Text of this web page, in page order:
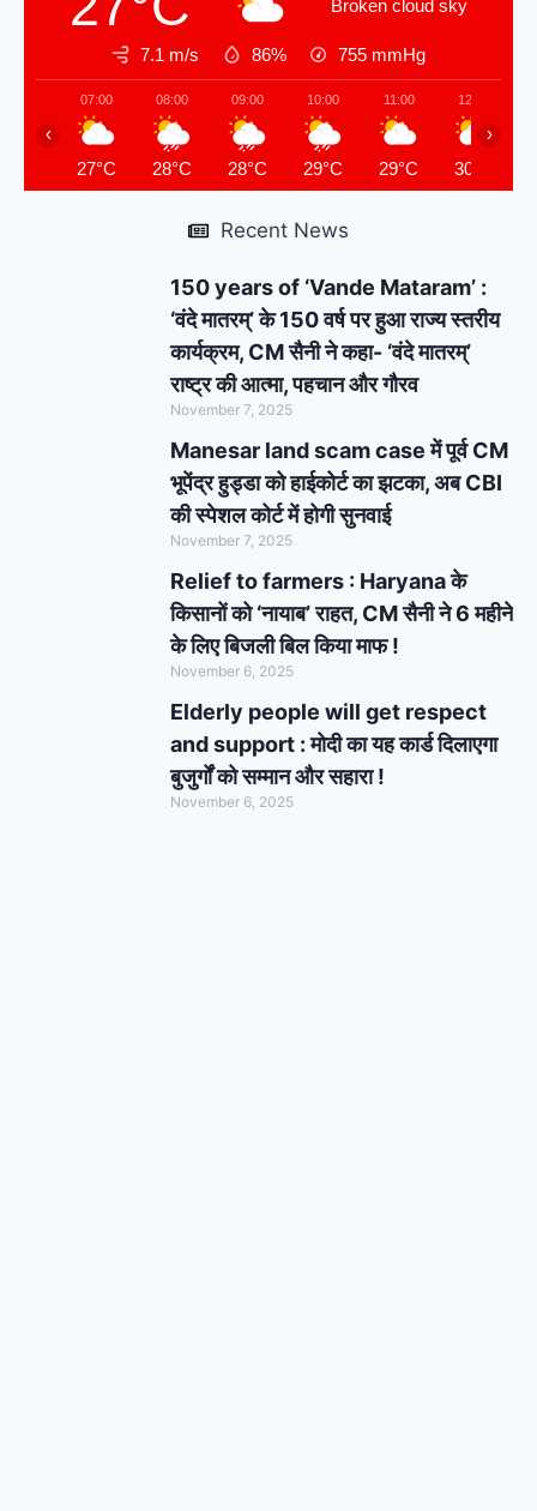
Broken cloud sky
7.1 m/s 86% 755 mmHg
07:00
27°C
08:00
28°C
09:00
28°C
10:00
29°C
11:00
29°C
12:00
30°C
‹ ›
Recent News
150 years of ‘Vande Mataram’ :
‘वंदे मातरम्’ के 150 वर्ष पर हुआ राज्य स्तरीय
कार्यक्रम, CM सैनी ने कहा- ‘वंदे मातरम्’
राष्ट्र की आत्मा, पहचान और गौरव
November 7, 2025
Manesar land scam case में पूर्व CM
भूपेंद्र हुड्डा को हाईकोर्ट का झटका, अब CBI
की स्पेशल कोर्ट में होगी सुनवाई
November 7, 2025
Relief to farmers : Haryana के
किसानों को ‘नायाब’ राहत, CM सैनी ने 6 महीने
के लिए बिजली बिल किया माफ !
November 6, 2025
Elderly people will get respect
and support : मोदी का यह कार्ड दिलाएगा
बुजुर्गों को सम्मान और सहारा !
November 6, 2025